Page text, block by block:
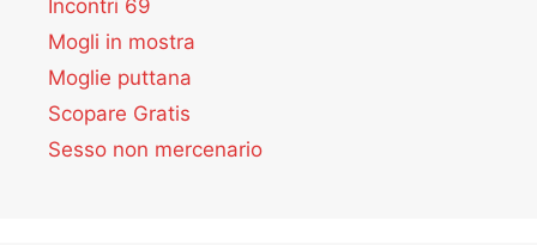
Incontri 69
Mogli in mostra
Moglie puttana
Scopare Gratis
Sesso non mercenario